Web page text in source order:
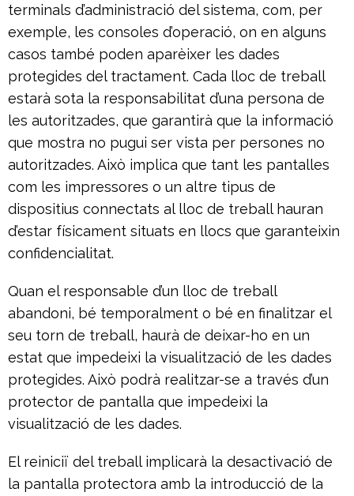
terminals d’administració del sistema, com, per
exemple, les consoles d’operació, on en alguns
casos també poden aparèixer les dades
protegides del tractament. Cada lloc de treball
estarà sota la responsabilitat d’una persona de
les autoritzades, que garantirà que la informació
que mostra no pugui ser vista per persones no
autoritzades. Això implica que tant les pantalles
com les impressores o un altre tipus de
dispositius connectats al lloc de treball hauran
d’estar físicament situats en llocs que garanteixin
confidencialitat.
Quan el responsable d’un lloc de treball
abandoni, bé temporalment o bé en finalitzar el
seu torn de treball, haurà de deixar-ho en un
estat que impedeixi la visualització de les dades
protegides. Això podrà realitzar-se a través d’un
protector de pantalla que impedeixi la
visualització de les dades.
El reiniciï del treball implicarà la desactivació de
la pantalla protectora amb la introducció de la